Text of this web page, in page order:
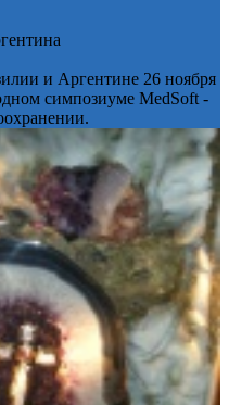
и Аргентине 26 ноября
симпозиуме MedSoft -